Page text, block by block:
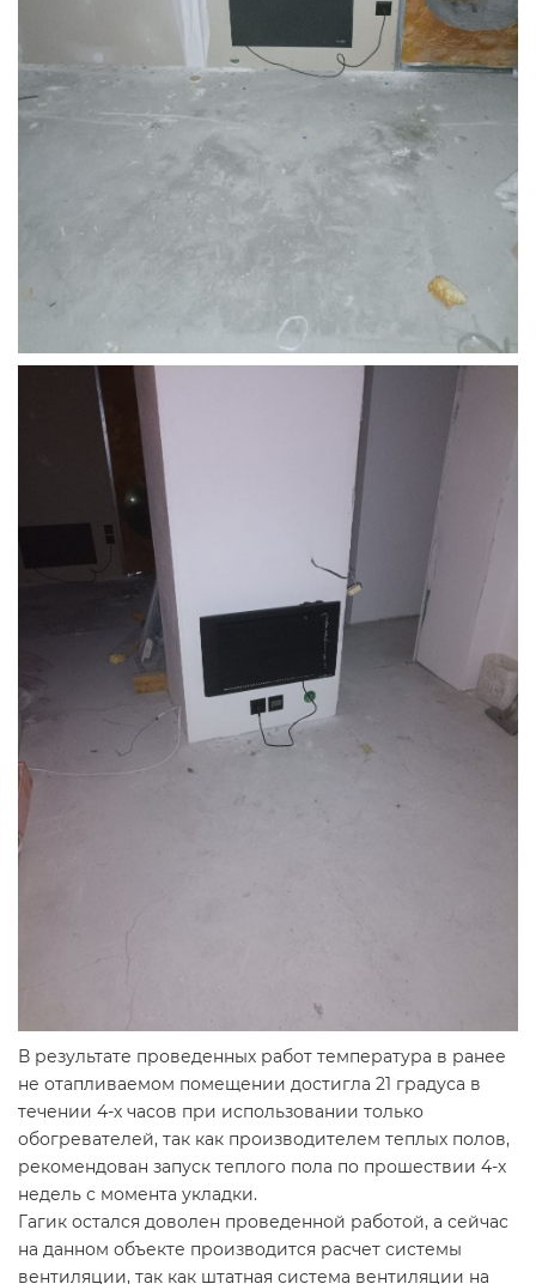
В результате проведенных работ температура в ранее
не отапливаемом помещении достигла 21 градуса в
течении 4-х часов при использовании только
обогревателей, так как производителем теплых полов,
рекомендован запуск теплого пола по прошествии 4-х
недель с момента укладки.
Гагик остался доволен проведенной работой, а сейчас
на данном объекте производится расчет системы
вентиляции, так как штатная система вентиляции на